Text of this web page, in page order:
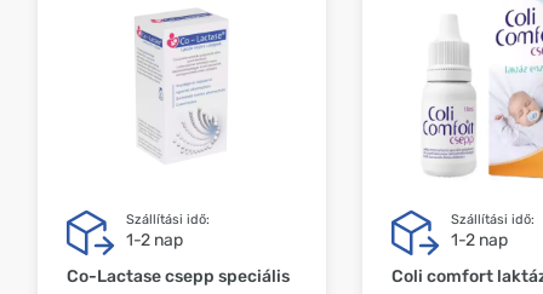
Szállítási idő:
1-2 nap
Co-Lactase csepp speciális
Szállítási idő:
1-2 nap
Coli comfort